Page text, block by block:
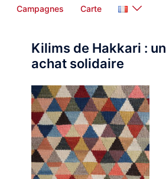
Campagnes Carte
Kilims de Hakkari : un
achat solidaire